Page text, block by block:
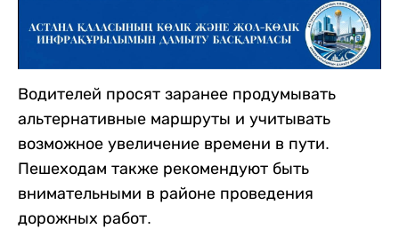
Водителей просят заранее продумывать
альтернативные маршруты и учитывать
возможное увеличение времени в пути.
Пешеходам также рекомендуют быть
внимательными в районе проведения
дорожных работ.